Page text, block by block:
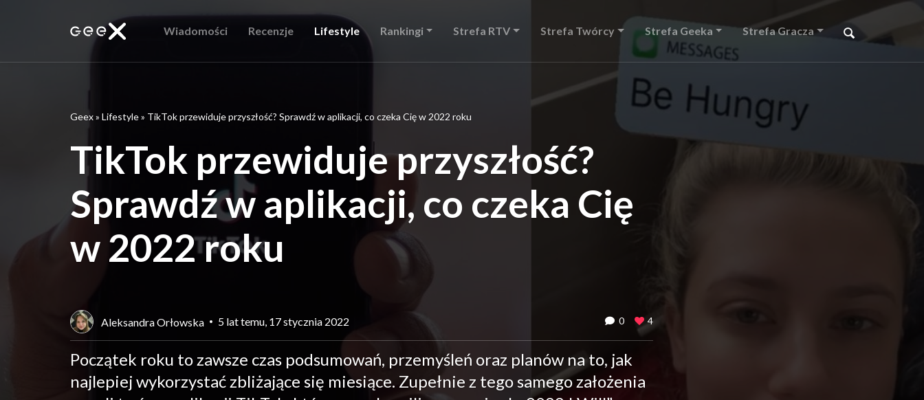
Wiadomości Recenzje Lifestyle Rankingi Strefa RTV Strefa Twórcy Strefa Geeka Strefa Gracza
Geex» Lifestyle» TikTok przewiduje przyszłość? Sprawdź w aplikacji, co czeka Cię w 2022 roku
TikTok przewiduje przyszłość?
Sprawdź w aplikacji, co czeka Cię
w 2022 roku
Aleksandra Orłowska 5 lat temu, 17 stycznia 2022 0 4
Początek roku to zawsze czas podsumowań, przemyśleń oraz planów na to, jak
najlepiej wykorzystać zbliżające się miesiące. Zupełnie z tego samego założenia